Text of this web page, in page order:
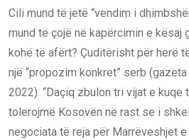
Cili mund të jetë “vendim i
mund të çojë në kapërcimin e kësaj
kohë të afërt? Çuditërisht për herë
një “propozim konkret” serb (gazeta
2022): “Daçiq zbulon tri vijat e kuqe
tolerojmë Kosovën në rast se i
negociata të reja për Marrëveshjet